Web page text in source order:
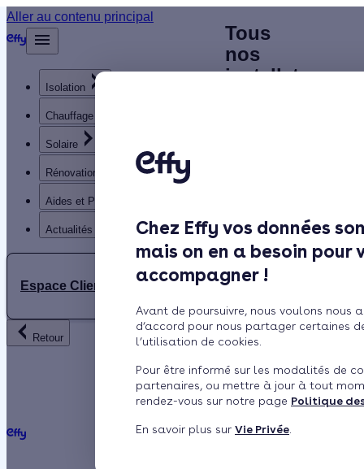
Chez Effy vos données
mais on en a besoin pour
accompagner !
Avant de poursuivre, nous voulons nous
d’accord pour nous partager certaines
l’utilisation de cookies.
Pour être informé sur les modalités de
partenaires, ou mettre à jour à tout
rendez-vous sur notre page Politique
En savoir plus sur Vie Privée
Aller au contenu principal
Isolation
Chauffage
Solaire
Rénovation globale
Aides et Primes
Actualités
Espace Client
Retour
les
Hautes-Pyrénées
meilleur
Rechercher
Tous
nos
installateurs
Lourdes